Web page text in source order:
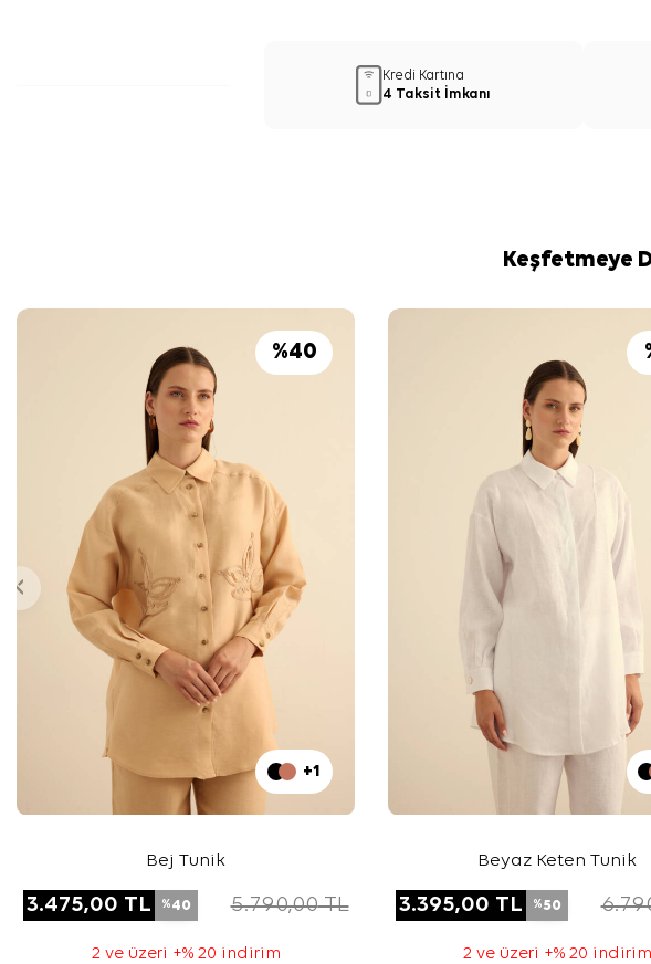
Kredi Kartına
4 Taksit İmkanı
Keşfetmeye
%40
+1
Bej Tunik
3.475,00 TL %40 5.790,00TL
2 ve üzeri +% 20 indirim
Beyaz Keten Tunik
3.395,00 TL %50
2 ve üzeri +% 20 indirim